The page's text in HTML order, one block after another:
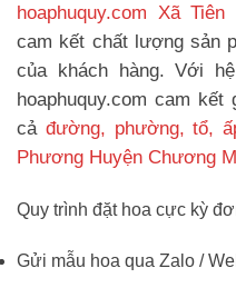
hoaphuquy.com Xã
cam kết chất lượng sản
của khách hàng. Với
hoaphuquy.com cam
cả đường, phường, tổ,
Phương Huyện Chương
Quy trình đặt hoa cực kỳ
Gửi mẫu hoa qua Zalo /